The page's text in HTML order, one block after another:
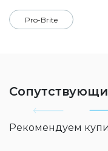
Pro-Brite
Рекомендуем